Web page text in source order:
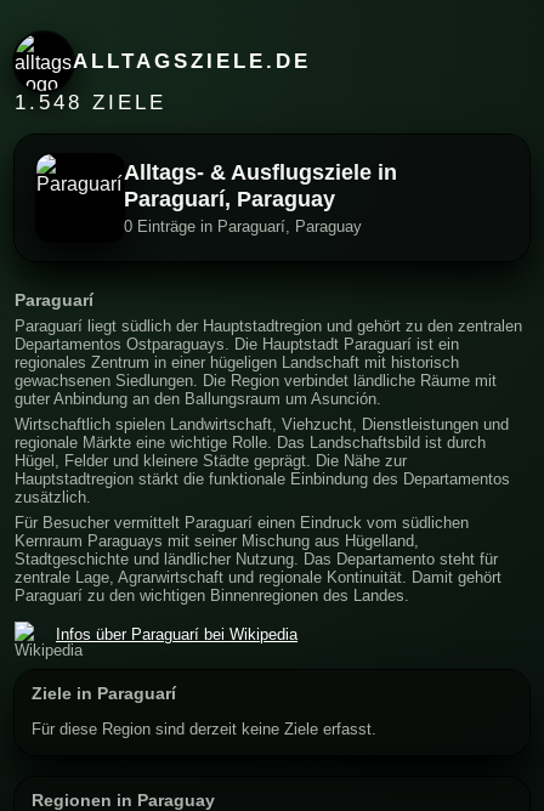
ALLTAGSZIELE.DE
1.548 ZIELE
Alltags- & Ausflugsziele in
Paraguarí, Paraguay
0 Einträge in Paraguarí, Paraguay
Paraguarí
Paraguarí liegt südlich der Hauptstadtregion und gehört zu den zentralen
Departamentos Ostparaguays. Die Hauptstadt Paraguarí ist ein
regionales Zentrum in einer hügeligen Landschaft mit historisch
gewachsenen Siedlungen. Die Region verbindet ländliche Räume mit
guter Anbindung an den Ballungsraum um Asunción.
Wirtschaftlich spielen Landwirtschaft, Viehzucht, Dienstleistungen und
regionale Märkte eine wichtige Rolle. Das Landschaftsbild ist durch
Hügel, Felder und kleinere Städte geprägt. Die Nähe zur
Hauptstadtregion stärkt die funktionale Einbindung des Departamentos
zusätzlich.
Für Besucher vermittelt Paraguarí einen Eindruck vom südlichen
Kernraum Paraguays mit seiner Mischung aus Hügelland,
Stadtgeschichte und ländlicher Nutzung. Das Departamento steht für
zentrale Lage, Agrarwirtschaft und regionale Kontinuität. Damit gehört
Paraguarí zu den wichtigen Binnenregionen des Landes.
Infos über Paraguarí bei Wikipedia
Ziele in Paraguarí
Für diese Region sind derzeit keine Ziele erfasst.
Regionen in Paraguay